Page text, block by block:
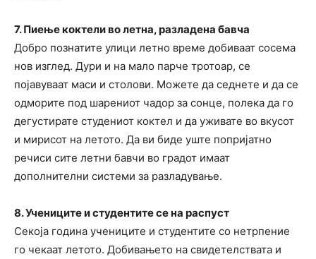
7. Пиење коктели во летна, разладена бавча
Добро познатите улици летно време добиваат сосема
нов изглед. Дури и на мало парче тротоар, се
појавуваат маси и столови. Можете да седнете и да се
одморите под шарениот чадор за сонце, полека да го
дегустирате студениот коктел и да уживате во вкусот
и мирисот на летото. Да ви биде уште попријатно
речиси сите летни бавчи во градот имаат
дополнителни системи за разладување.
8. Учениците и студентите се на распуст
Секоја година учениците и студентите со нетрпение
го чекаат летото. Добивањето на свидетелствата и